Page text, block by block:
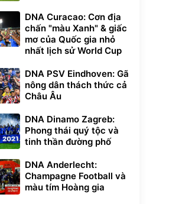
DNA Curacao: Cơn địa
chấn "màu Xanh" & giấc
mơ của Quốc gia nhỏ
nhất lịch sử World Cup
DNA PSV Eindhoven: Gã
nông dân thách thức cả
Châu Âu
DNA Dinamo Zagreb:
Phong thái quý tộc và
tinh thần đường phố
DNA Anderlecht:
Champagne Football và
màu tím Hoàng gia